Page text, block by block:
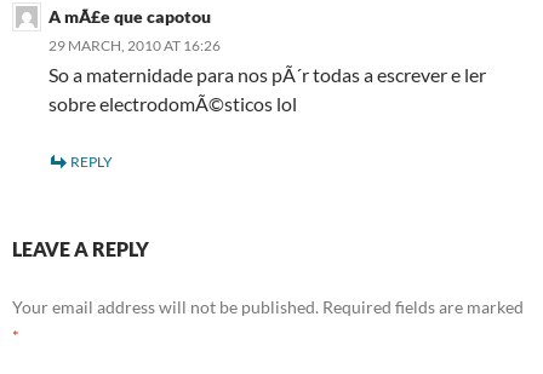
A mÃ£e que capotou
29 MARCH, 2010 AT 16:26
So a maternidade para nos pÃ´r todas a escrever e ler
sobre electrodomÃ©sticos lol
REPLY
LEAVE A REPLY
Your email address will not be published. Required fields are marked
*